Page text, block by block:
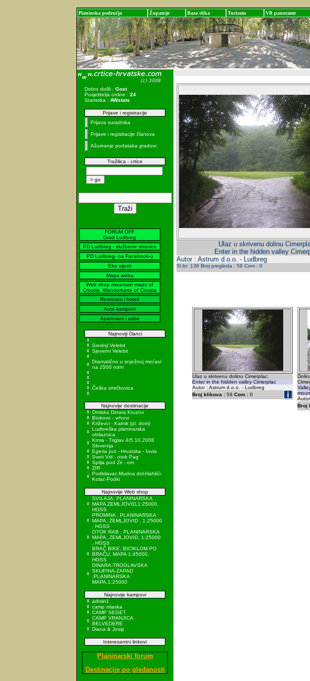
Planinska područja Županije Baza slika Turizam VR panorame
Dobro došli : Gost
Posjetitelja online : 24
Statistika : AWstats
Prijave i registracije
Prijava suradnika
Prijave i registracije članova
Ažuriranje podataka gradovi
Tražilica - crtice
FORUM OFF
Grad Ludbreg
PD Ludbreg - službene stranice
PD Ludbreg- na Facebook-u
Eko vijesti
Mapa weba
Web shop mountain maps of
Croatia, Wanderkarte of Croatia
Restorani i hoteli
Auto kampovi
Apartmani i sobe
Najnoviji članci
Srednji Velebit
Sjeverni Velebit
Dramatično u snježnoj mećavi
na 2500 ndm
Češka smrčkovica
Najnovije destinacije
Omiska Dinara Kruzno
Biokovo - vrhovi
Križevci - Kalnik (pl. dom)
Ludbreška planinarska
obilaznica
Krma - Triglav 4/5.10.2008
Slovenija
Egeria put - Hrvatska - Iovia
Sveti Vid - otok Pag
Spilja pod Zir - om
ZIR
Podkilavac-Mudna dol-Hahlići-
Kolac-Podki
Najnovije Web shop
SVILAJA, PLANINARSKA
MAPA ZEMLJOVID,1:25000,
HGSS
PROMINA , PLANINARSKA
MAPA, ZEMLJOVID , 1:25000
, HGSS
OTOK RAB , PLANINARSKA
MAPA, ZEMLJOVID, 1:25000
, HGSS
BRAČ BIKE, BICIKLOM PO
BRAČU, MAPA 1:45000,
HGSS
DINARA-TROGLAVSKA
SKUPINA-ZAPAD
,PLANINARSKA
MAPA,1:25000
Najnovije kampovi
admin1
camp mlaska
CAMP SEGET
CAMP VRANJICA
BELVEDERE
Diana & Josip
Interesantni linkovi
Planinarski forum
Destinacije po gledanosti
Ulaz u skrivenu dolinu
Enter in the hidden valley
Autor : Astrum d.o.o. - Ludbreg
Sl.br: 136 Broj pregleda : 59 Com : 0
Ulaz u skrivenu dolinu Cimerplac.
Enter in the hidden valley Cimerplac
Autor : Astrum d.o.o. - Ludbreg
Broj klikova : 59 Com : 0
Broj